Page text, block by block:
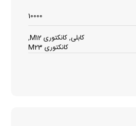
10000
کابلی, کانکتوری M12,
کانکتوری M23